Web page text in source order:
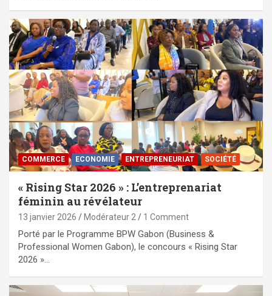
COMMERCE ECONOMIE ENTREPRENEURIAT SOCIÉTÉ
« Rising Star 2026 » : L’entreprenariat
féminin au révélateur
13 janvier 2026 Modérateur 2 1 Comment
Porté par le Programme BPW Gabon (Business &
Professional Women Gabon), le concours « Rising Star
2026 »…